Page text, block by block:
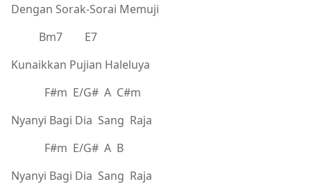
Dengan Sorak-Sorai Memuji
Bm7 E7
Kunaikkan Pujian Haleluya
F#m E/G# A C#m
Nyanyi Bagi Dia Sang Raja
F#m E/G# A B
Nyanyi Bagi Dia Sang Raja